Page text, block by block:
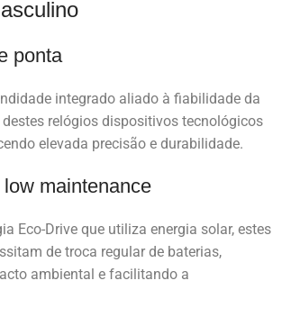
ponta
integrado aliado à fiabilidade da
relógios dispositivos tecnológicos
elevada precisão e durabilidade.
maintenance
Eco-Drive que utiliza energia solar, estes
de troca regular de baterias,
ambiental e facilitando a